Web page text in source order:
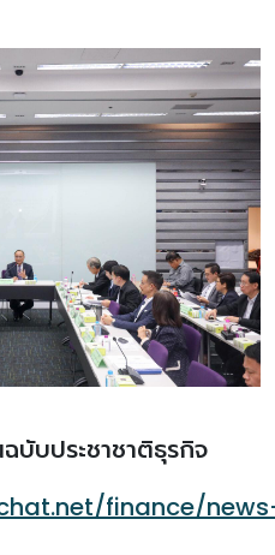
บับประชาชาติธุรกิจ
finance/